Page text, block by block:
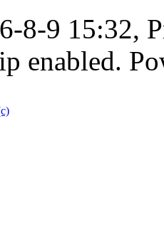
8-9 15:32,
enabled.